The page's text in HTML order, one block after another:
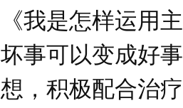
《我是怎样运用
坏事可以变成好
想，积极配合治